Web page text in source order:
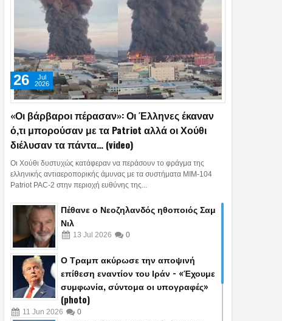
«Οι βάρβαροι πέρασαν»: Οι Έλληνες έκαναν
ό,τι μπορούσαν με τα Patriot αλλά οι Χούθι
διέλυσαν τα πάντα… (video)
26
Jul
2026
Οι Χούθι δυστυχώς κατάφεραν να περάσουν το φράγμα της
ελληνικής αντιαεροπορικής άμυνας με τα συστήματα MIM-104
Patriot PAC-2 στην περιοχή ευθύνης της...
Πέθανε ο Νεοζηλανδός ηθοποιός Σαμ
Νιλ
13 Jul 2026 0
Ο Τραμπ ακύρωσε την αποψινή
επίθεση εναντίον του Ιράν - «Έχουμε
συμφωνία, σύντομα οι υπογραφές»
(photo)
11 Jun 2026 0